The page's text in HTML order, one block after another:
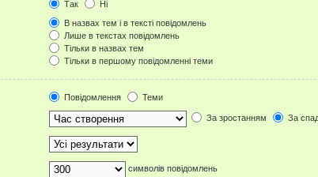
Так
Ні
В назвах тем і в тексті повідомлень
Лише в текстах повідомлень
Тільки в назвах тем
Тільки в першому повідомленні теми
Повідомлення
Теми
За зростанням За
символів повідомлень